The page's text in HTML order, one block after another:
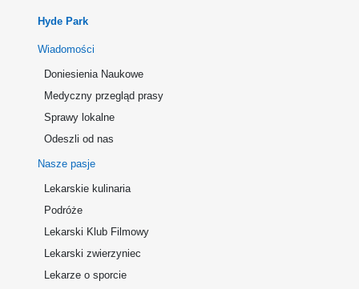
Hyde Park
Wiadomości
Doniesienia Naukowe
Medyczny przegląd prasy
Sprawy lokalne
Odeszli od nas
Nasze pasje
Lekarskie kulinaria
Podróże
Lekarski Klub Filmowy
Lekarski zwierzyniec
Lekarze o sporcie